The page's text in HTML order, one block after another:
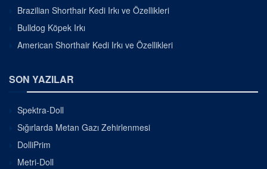
Brazilian Shorthair Kedi Irkı ve Özellikleri
Bulldog Köpek Irkı
American Shorthair Kedi Irkı ve Özellikleri
SON YAZILAR
Spektra-Doll
Sığırlarda Metan Gazı Zehirlenmesi
DolliPrim
Metri-Doll